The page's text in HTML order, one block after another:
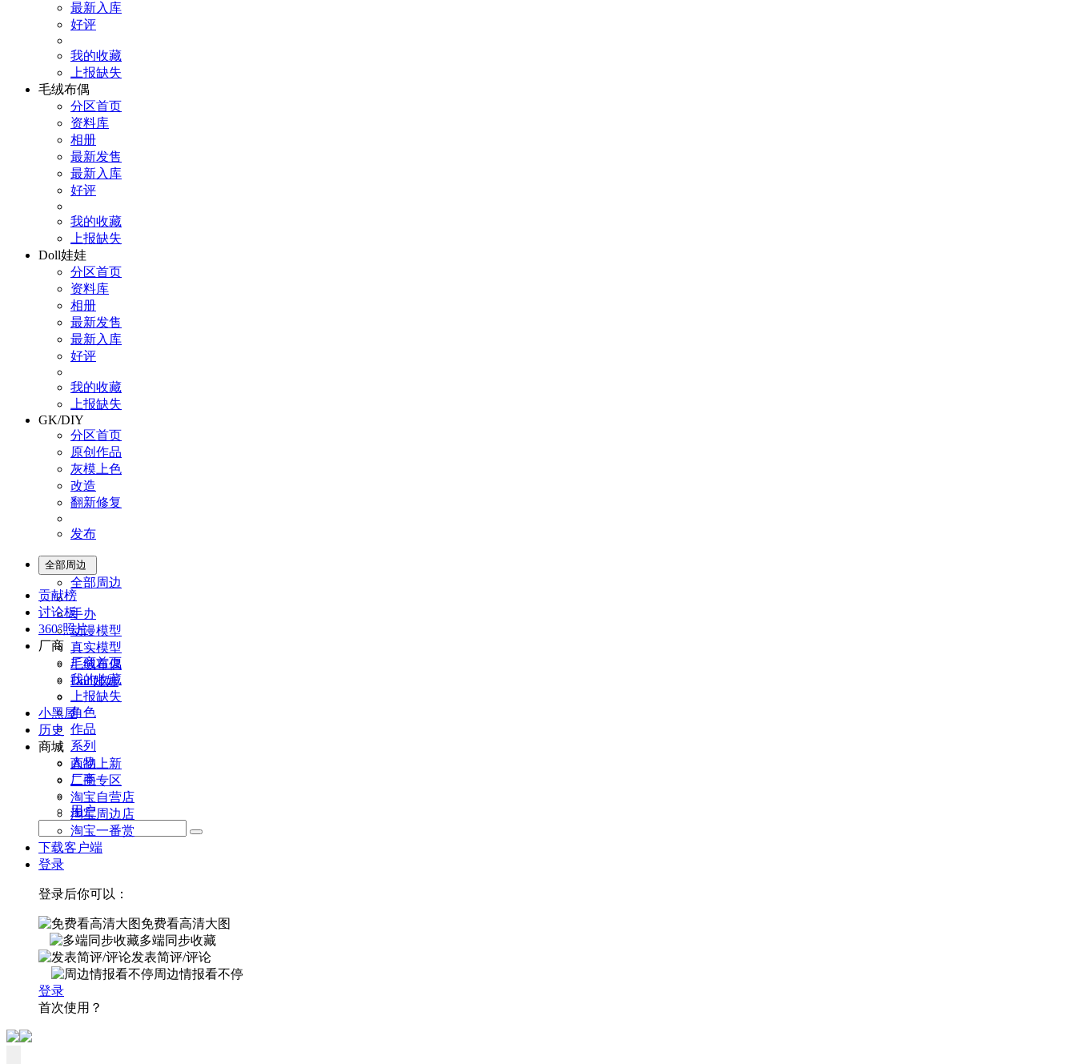
最新入库
好评
我的收藏
上报缺失
毛绒布偶
分区首页
资料库
相册
最新发售
最新入库
好评
我的收藏
上报缺失
Doll娃娃
分区首页
资料库
相册
最新发售
最新入库
好评
我的收藏
上报缺失
GK/DIY
分区首页
原创作品
灰模上色
改造
翻新修复
发布
全部周边
全部周边
手办
动漫模型
真实模型
毛绒布偶
Doll娃娃
角色
作品
系列
人物
厂商
用户
贡献榜
讨论板
360°照片
厂商
厂商首页
我的收藏
上报缺失
小黑屋
历史
商城
商品上新
二手专区
淘宝自营店
淘宝周边店
淘宝一番赏
下载客户端
登录
登录后你可以：
免费看高清大图
多端同步收藏
发表简评/评论
周边情报看不停
登录
首次使用？